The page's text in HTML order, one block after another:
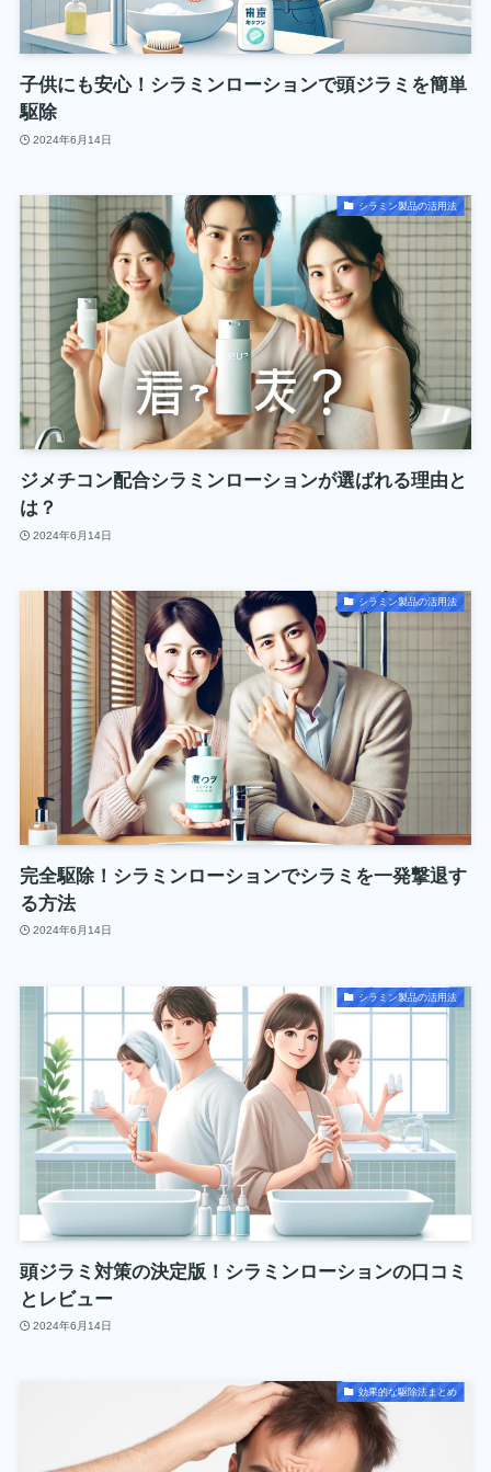
子供にも安心！シラミンローションで頭ジラミを簡単
駆除
2024年6月14日
シラミン製品の活用法
ジメチコン配合シラミンローションが選ばれる理由と
は？
2024年6月14日
シラミン製品の活用法
完全駆除！シラミンローションでシラミを一発撃退す
る方法
2024年6月14日
シラミン製品の活用法
頭ジラミ対策の決定版！シラミンローションの口コミ
とレビュー
2024年6月14日
効果的な駆除法まとめ